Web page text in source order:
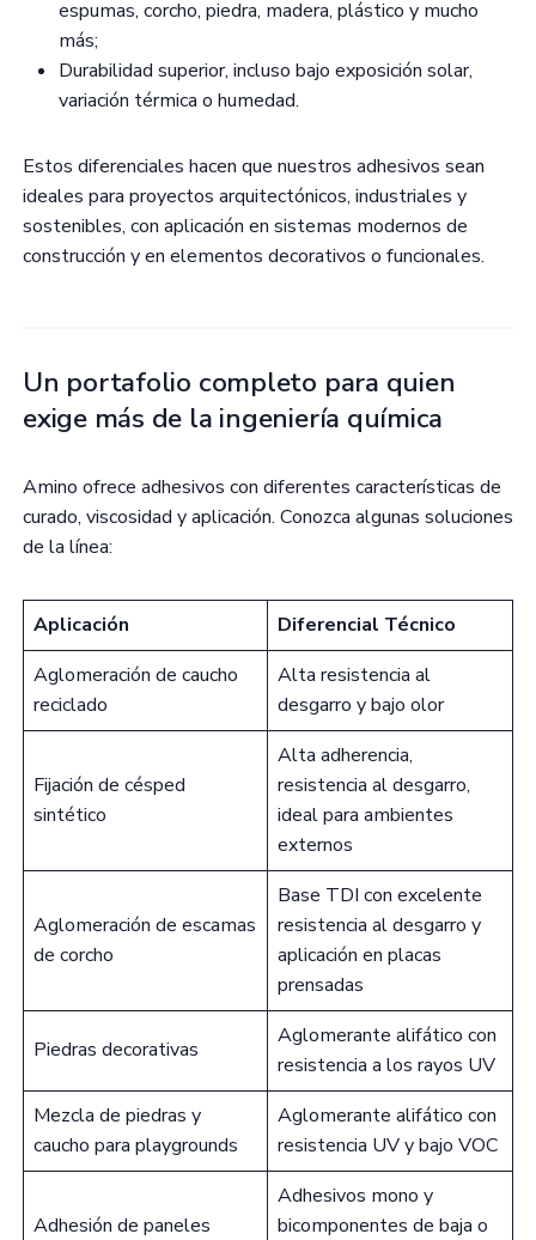
espumas, corcho, piedra, madera, plástico y mucho
más;
Durabilidad superior, incluso bajo exposición solar,
variación térmica o humedad.
Estos diferenciales hacen que nuestros adhesivos sean
ideales para proyectos arquitectónicos, industriales y
sostenibles, con aplicación en sistemas modernos de
construcción y en elementos decorativos o funcionales.
Un portafolio completo para quien
exige más de la ingeniería química
Amino ofrece adhesivos con diferentes características de
curado, viscosidad y aplicación. Conozca algunas soluciones
de la línea:
Aplicación
Diferencial Técnico
Aglomeración de caucho
reciclado
Alta resistencia al
desgarro y bajo olor
Fijación de césped
sintético
Alta adherencia,
resistencia al desgarro,
ideal para ambientes
externos
Aglomeración de escamas
de corcho
Base TDI con excelente
resistencia al desgarro y
aplicación en placas
prensadas
Piedras decorativas
Aglomerante alifático con
resistencia a los rayos UV
Mezcla de piedras y
caucho para playgrounds
Aglomerante alifático con
resistencia UV y bajo VOC
Adhesión de paneles
Adhesivos mono y
bicomponentes de baja o